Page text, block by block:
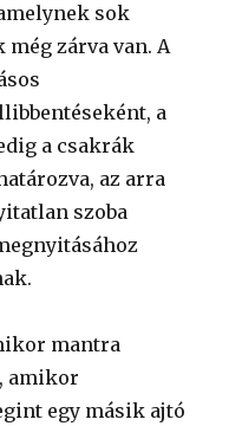
sok
még zárva van. A
a
a csakrák
az arra
szoba
mantra
amikor
egy másik ajtó